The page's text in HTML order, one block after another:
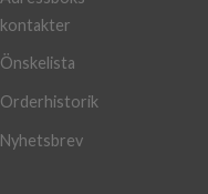
kontakter
Önskelista
Orderhistorik
Nyhetsbrev